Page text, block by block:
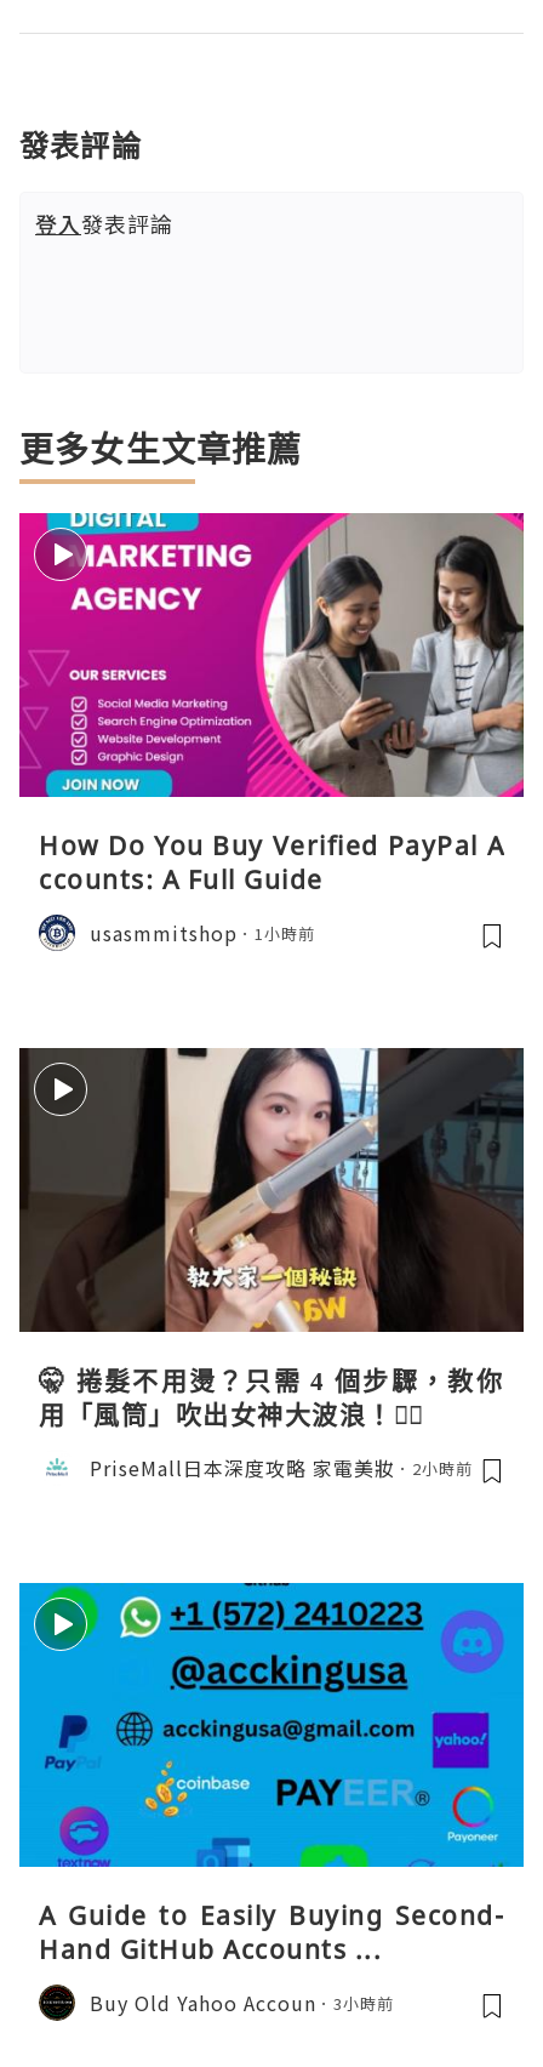
發表評論
登入發表評論
更多女生文章推薦
How Do You Buy Verified PayPal A
ccounts: A Full Guide
usasmmitshop 1小時前
🤫 捲髮不用燙？只需 4 個步驟，教你
用「風筒」吹出女神大波浪！💇‍♀️
PriseMall日本深度攻略 家電美妝 2小時前
A Guide to Easily Buying Second-
Hand GitHub Accounts ...
Buy Old Yahoo Accoun 3小時前